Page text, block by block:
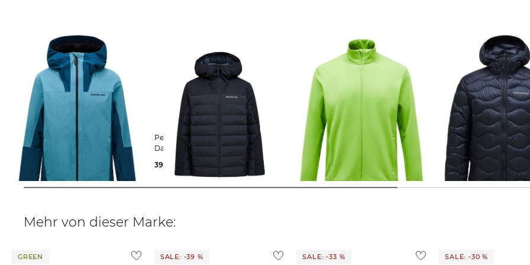
Peak Performance | Herren
Skijacke RIDER TECH INSULATED
JACKET
450,00 €
Peak Performance | Herren
Daunenjacke SHRED DOWN
399,99 €
500,00 €
Peak Performance | Herren Jacke
Midlayer RIDER TECH Regular Fit
84,99 €
150,00 €
Peak Performance | Herren
Daunenjacke mit Kapuze
Regular Fit
189,99 €
280,00 €
Mehr von dieser Marke:
GREEN SALE: -39 % SALE: -33 % SALE: -30 %